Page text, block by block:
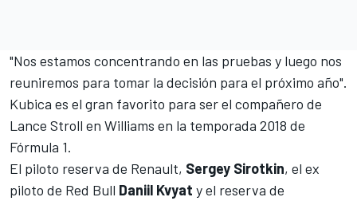
"Nos estamos concentrando en las pruebas y luego nos
reuniremos para tomar la decisión para el próximo año".
Kubica es el gran favorito para ser el compañero de
Lance Stroll en Williams en la temporada 2018 de
Fórmula 1.
El piloto reserva de Renault, Sergey Sirotkin, el ex
piloto de Red Bull Daniil Kvyat y el reserva de